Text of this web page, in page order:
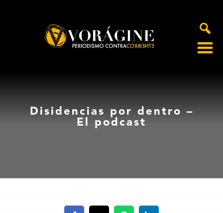
Disidencias por dentro –
El podcast